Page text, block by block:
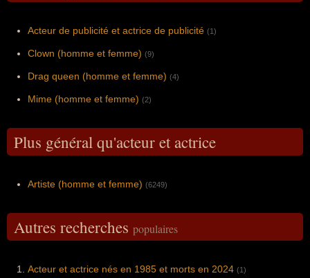
Acteur de publicité et actrice de publicité (1)
Clown (homme et femme) (9)
Drag queen (homme et femme) (4)
Mime (homme et femme) (2)
Plus général qu'acteur et actrice
Artiste (homme et femme) (6249)
Autres recherches populaires
Acteur et actrice nés en 1985 et morts en 2024 (1)